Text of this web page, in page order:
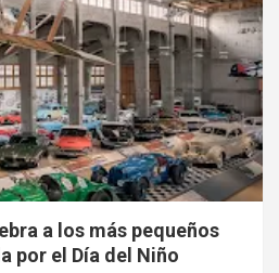
a los más pequeños
por el Día del Niño